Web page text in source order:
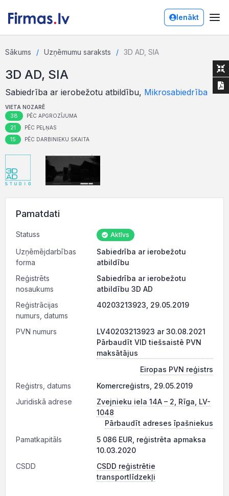
Ienākt
Sākums Uzņēmumu saraksts 3D AD, SIA
3D AD, SIA
Sabiedrība ar ierobežotu atbildību, Mikrosabiedrība
VIETA NOZARĒ
38 PĒC APGROZĪJUMA
21 PĒC PEĻŅAS
15 PĒC DARBINIEKU SKAITA
Pamatdati
Statuss Aktīvs
Uzņēmējdarbības
forma
Sabiedrība ar ierobežotu
atbildību
Reģistrēts
nosaukums
Sabiedrība ar ierobežotu
atbildību 3D AD
Reģistrācijas
numurs, datums
40203213923, 29.05.2019
PVN numurs
LV40203213923 ar 30.08.2021
Pārbaudīt VID tiešsaistē PVN
maksātājus
Eiropas PVN reģistrs
Reģistrs, datums
Komercreģistrs, 29.05.2019
Juridiskā adrese
Zvejnieku iela 14A – 2, Rīga, LV-
1048
Pārbaudīt adreses īpašniekus
Pamatkapitāls
5 086 EUR, reģistrēta apmaksa
10.03.2020
CSDD
CSDD reģistrētie
transportlīdzekļi